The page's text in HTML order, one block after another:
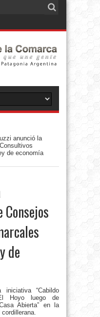
anunció la
de economía
de
“Cabildo
Hoyo luego de
Abierta” en la